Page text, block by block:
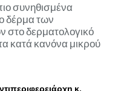
συνηθισμένα
δέρμα των
στο δερματολογικό
τα κατά κανόνα μικρού
κ.